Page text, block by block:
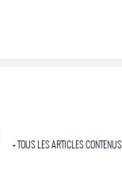
+ TOUS LES ARTICLES CONTENUS